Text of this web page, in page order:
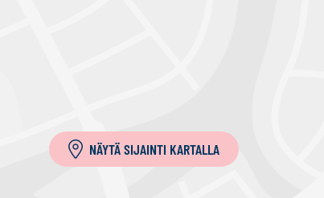
NÄYTÄ SIJAINTI KARTALLA